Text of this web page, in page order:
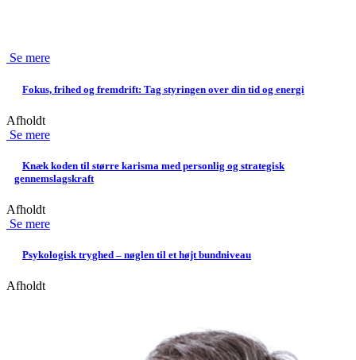
Se mere
Fokus, frihed og fremdrift: Tag styringen over din tid og energi
Afholdt
Se mere
Knæk koden til større karisma med personlig og strategisk
gennemslagskraft
Afholdt
Se mere
Psykologisk tryghed – nøglen til et højt bundniveau
Afholdt